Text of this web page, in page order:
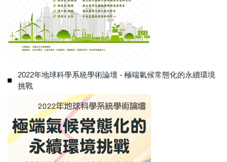
2022年地球科學系統學術論壇 - 極端氣候常態化的永續環境
挑戰